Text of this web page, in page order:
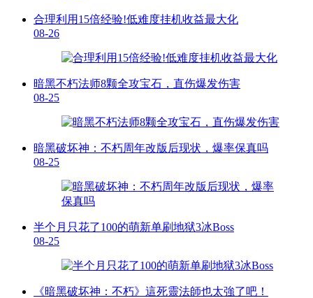
合理利用15倍经验!低难度挂机收益最大化
08-26
暗黑不朽法师8颗全攻宝石，直伤爆发伤害
08-25
暗黑破坏神：不朽周年改版后现状，爆率保真吗
08-25
半个月只花了100的萌新单刷地狱3冰Boss
08-25
《暗黑破坏神：不朽》這死靈法師也太強了吧！